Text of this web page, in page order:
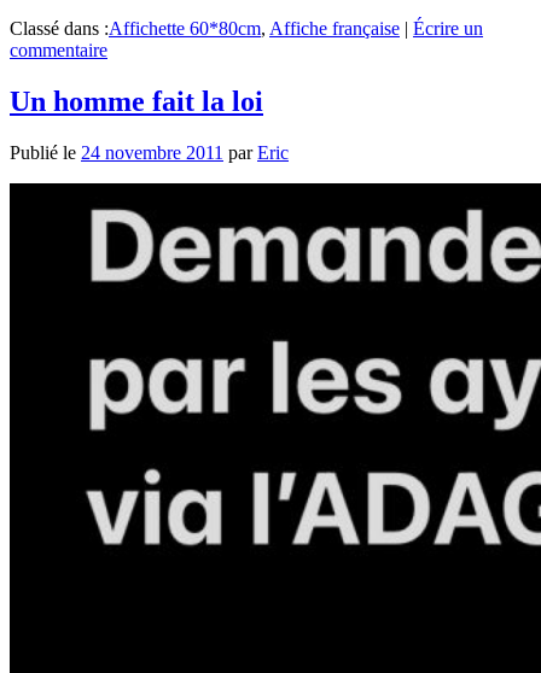
Classé dans :Affichette 60*80cm, Affiche française | Écrire un
commentaire
Un homme fait la loi
Publié le 24 novembre 2011 parEric